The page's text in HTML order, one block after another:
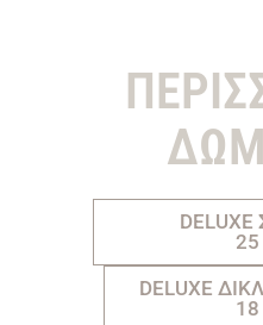
25
DELUXE